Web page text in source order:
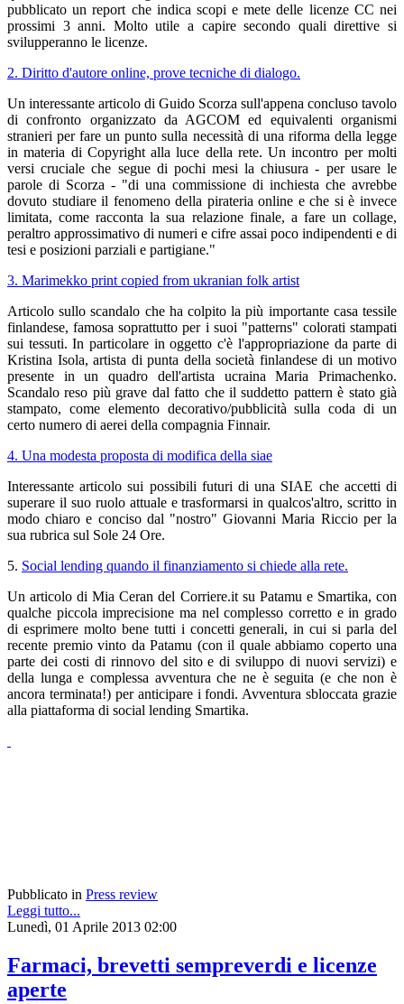
pubblicato un report che indica scopi e mete delle licenze CC nei
prossimi 3 anni. Molto utile a capire secondo quali direttive si
svilupperanno le licenze.
2. Diritto d'autore online, prove tecniche di dialogo.
Un interessante articolo di Guido Scorza sull'appena concluso tavolo
di confronto organizzato da AGCOM ed equivalenti organismi
stranieri per fare un punto sulla necessità di una riforma della legge
in materia di Copyright alla luce della rete. Un incontro per molti
versi cruciale che segue di pochi mesi la chiusura - per usare le
parole di Scorza - "di una commissione di inchiesta che avrebbe
dovuto studiare il fenomeno della pirateria online e che si è invece
limitata, come racconta la sua relazione finale, a fare un collage,
peraltro approssimativo di numeri e cifre assai poco indipendenti e di
tesi e posizioni parziali e partigiane."
3. Marimekko print copied from ukranian folk artist
Articolo sullo scandalo che ha colpito la più importante casa tessile
finlandese, famosa soprattutto per i suoi "patterns" colorati stampati
sui tessuti. In particolare in oggetto c'è l'appropriazione da parte di
Kristina Isola, artista di punta della società finlandese di un motivo
presente in un quadro dell'artista ucraina Maria Primachenko.
Scandalo reso più grave dal fatto che il suddetto pattern è stato già
stampato, come elemento decorativo/pubblicità sulla coda di un
certo numero di aerei della compagnia Finnair.
4. Una modesta proposta di modifica della siae
Interessante articolo sui possibili futuri di una SIAE che accetti di
superare il suo ruolo attuale e trasformarsi in qualcos'altro, scritto in
modo chiaro e conciso dal "nostro" Giovanni Maria Riccio per la
sua rubrica sul Sole 24 Ore.
5. Social lending quando il finanziamento si chiede alla rete.
Un articolo di Mia Ceran del Corriere.it su Patamu e Smartika, con
qualche piccola imprecisione ma nel complesso corretto e in grado
di esprimere molto bene tutti i concetti generali, in cui si parla del
recente premio vinto da Patamu (con il quale abbiamo coperto una
parte dei costi di rinnovo del sito e di sviluppo di nuovi servizi) e
della lunga e complessa avventura che ne è seguita (e che non è
ancora terminata!) per anticipare i fondi. Avventura sbloccata grazie
alla piattaforma di social lending Smartika.
Pubblicato in Press review
Leggi tutto...
Lunedì, 01 Aprile 2013 02:00
Farmaci, brevetti sempreverdi e licenze
aperte